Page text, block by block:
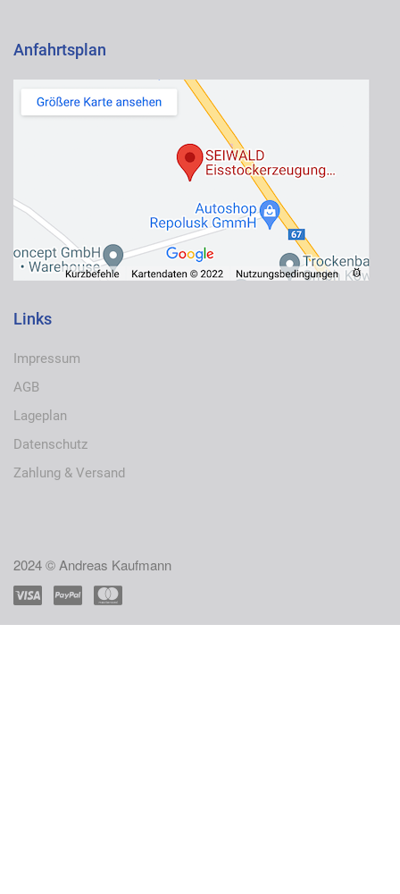
Anfahrtsplan
Links
Impressum
AGB
Lageplan
Datenschutz
Zahlung & Versand
2024 © Andreas Kaufmann